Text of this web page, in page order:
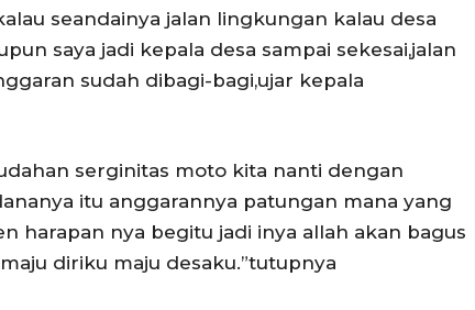
seandainya jalan lingkungan kalau desa
saya jadi kepala desa sampai sekesai,jalan
sudah dibagi-bagi,ujar kepala
serginitas moto kita nanti dengan
itu anggarannya patungan mana yang
harapan nya begitu jadi inya allah akan bagus
diriku maju desaku.”tutupnya